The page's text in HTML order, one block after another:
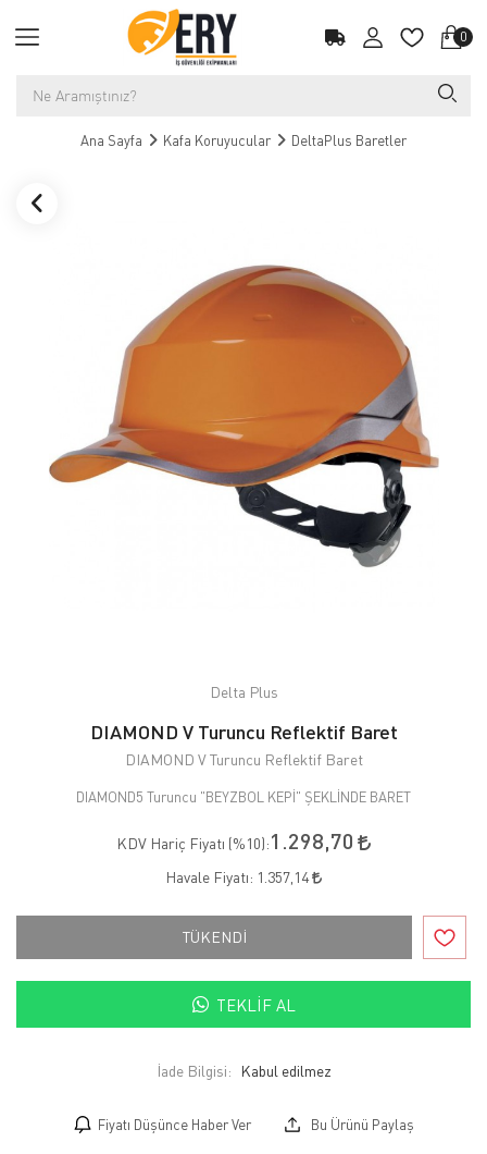
0
Ana Sayfa Kafa Koruyucular DeltaPlus Baretler
Delta Plus
DIAMOND V Turuncu Reflektif Baret
DIAMOND V Turuncu Reflektif Baret
DIAMOND5 Turuncu "BEYZBOL KEPİ" ŞEKLİNDE BARET
KDV Hariç Fiyatı (%10):1.298,70
Havale Fiyatı: 1.357,14
TÜKENDİ
TEKLIF AL
İade Bilgisi:
Fiyatı Düşünce Haber Ver Bu Ürünü Paylaş